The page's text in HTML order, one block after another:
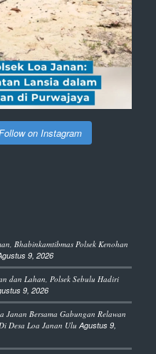
on Instagram
Bhabinkamtibmas Polsek Kenohan
9, 2026
dan Lahan, Polsek Sebulu Hadiri
9, 2026
Janan Bersama Gabungan Relawan
Desa Loa Janan Ulu Agustus 9,